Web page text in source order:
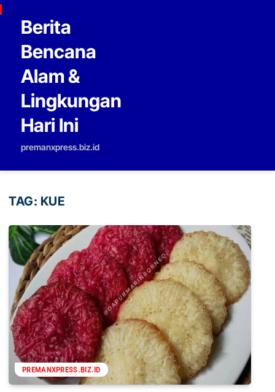
Skip to content
Berita
Bencana
Alam &
Lingkungan
Hari Ini
premanxpress.biz.id
TAG: KUE
PREMANXPRESS.BIZ.ID